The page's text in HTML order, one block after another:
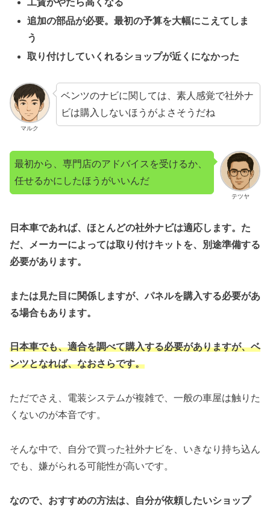
工賃がやたら高くなる
追加の部品が必要。最初の予算を大幅にこえてしま
う
取り付けしていくれるショップが近くになかった
マルク
ベンツのナビに関しては、素人感覚で社外ナ
ビは購入しないほうがよさそうだね
テツヤ
最初から、専門店のアドバイスを受けるか、
任せるかにしたほうがいいんだ
日本車であれば、ほとんどの社外ナビは適応します。た
だ、メーカーによっては取り付けキットを、別途準備する
必要があります。
または見た目に関係しますが、パネルを購入する必要があ
る場合もあります。
日本車でも、適合を調べて購入する必要がありますが、ベ
ンツとなれば、なおさらです。
ただでさえ、電装システムが複雑で、一般の車屋は触りた
くないのが本音です。
そんな中で、自分で買った社外ナビを、いきなり持ち込ん
でも、嫌がられる可能性が高いです。
なので、おすすめの方法は、自分が依頼したいショップ